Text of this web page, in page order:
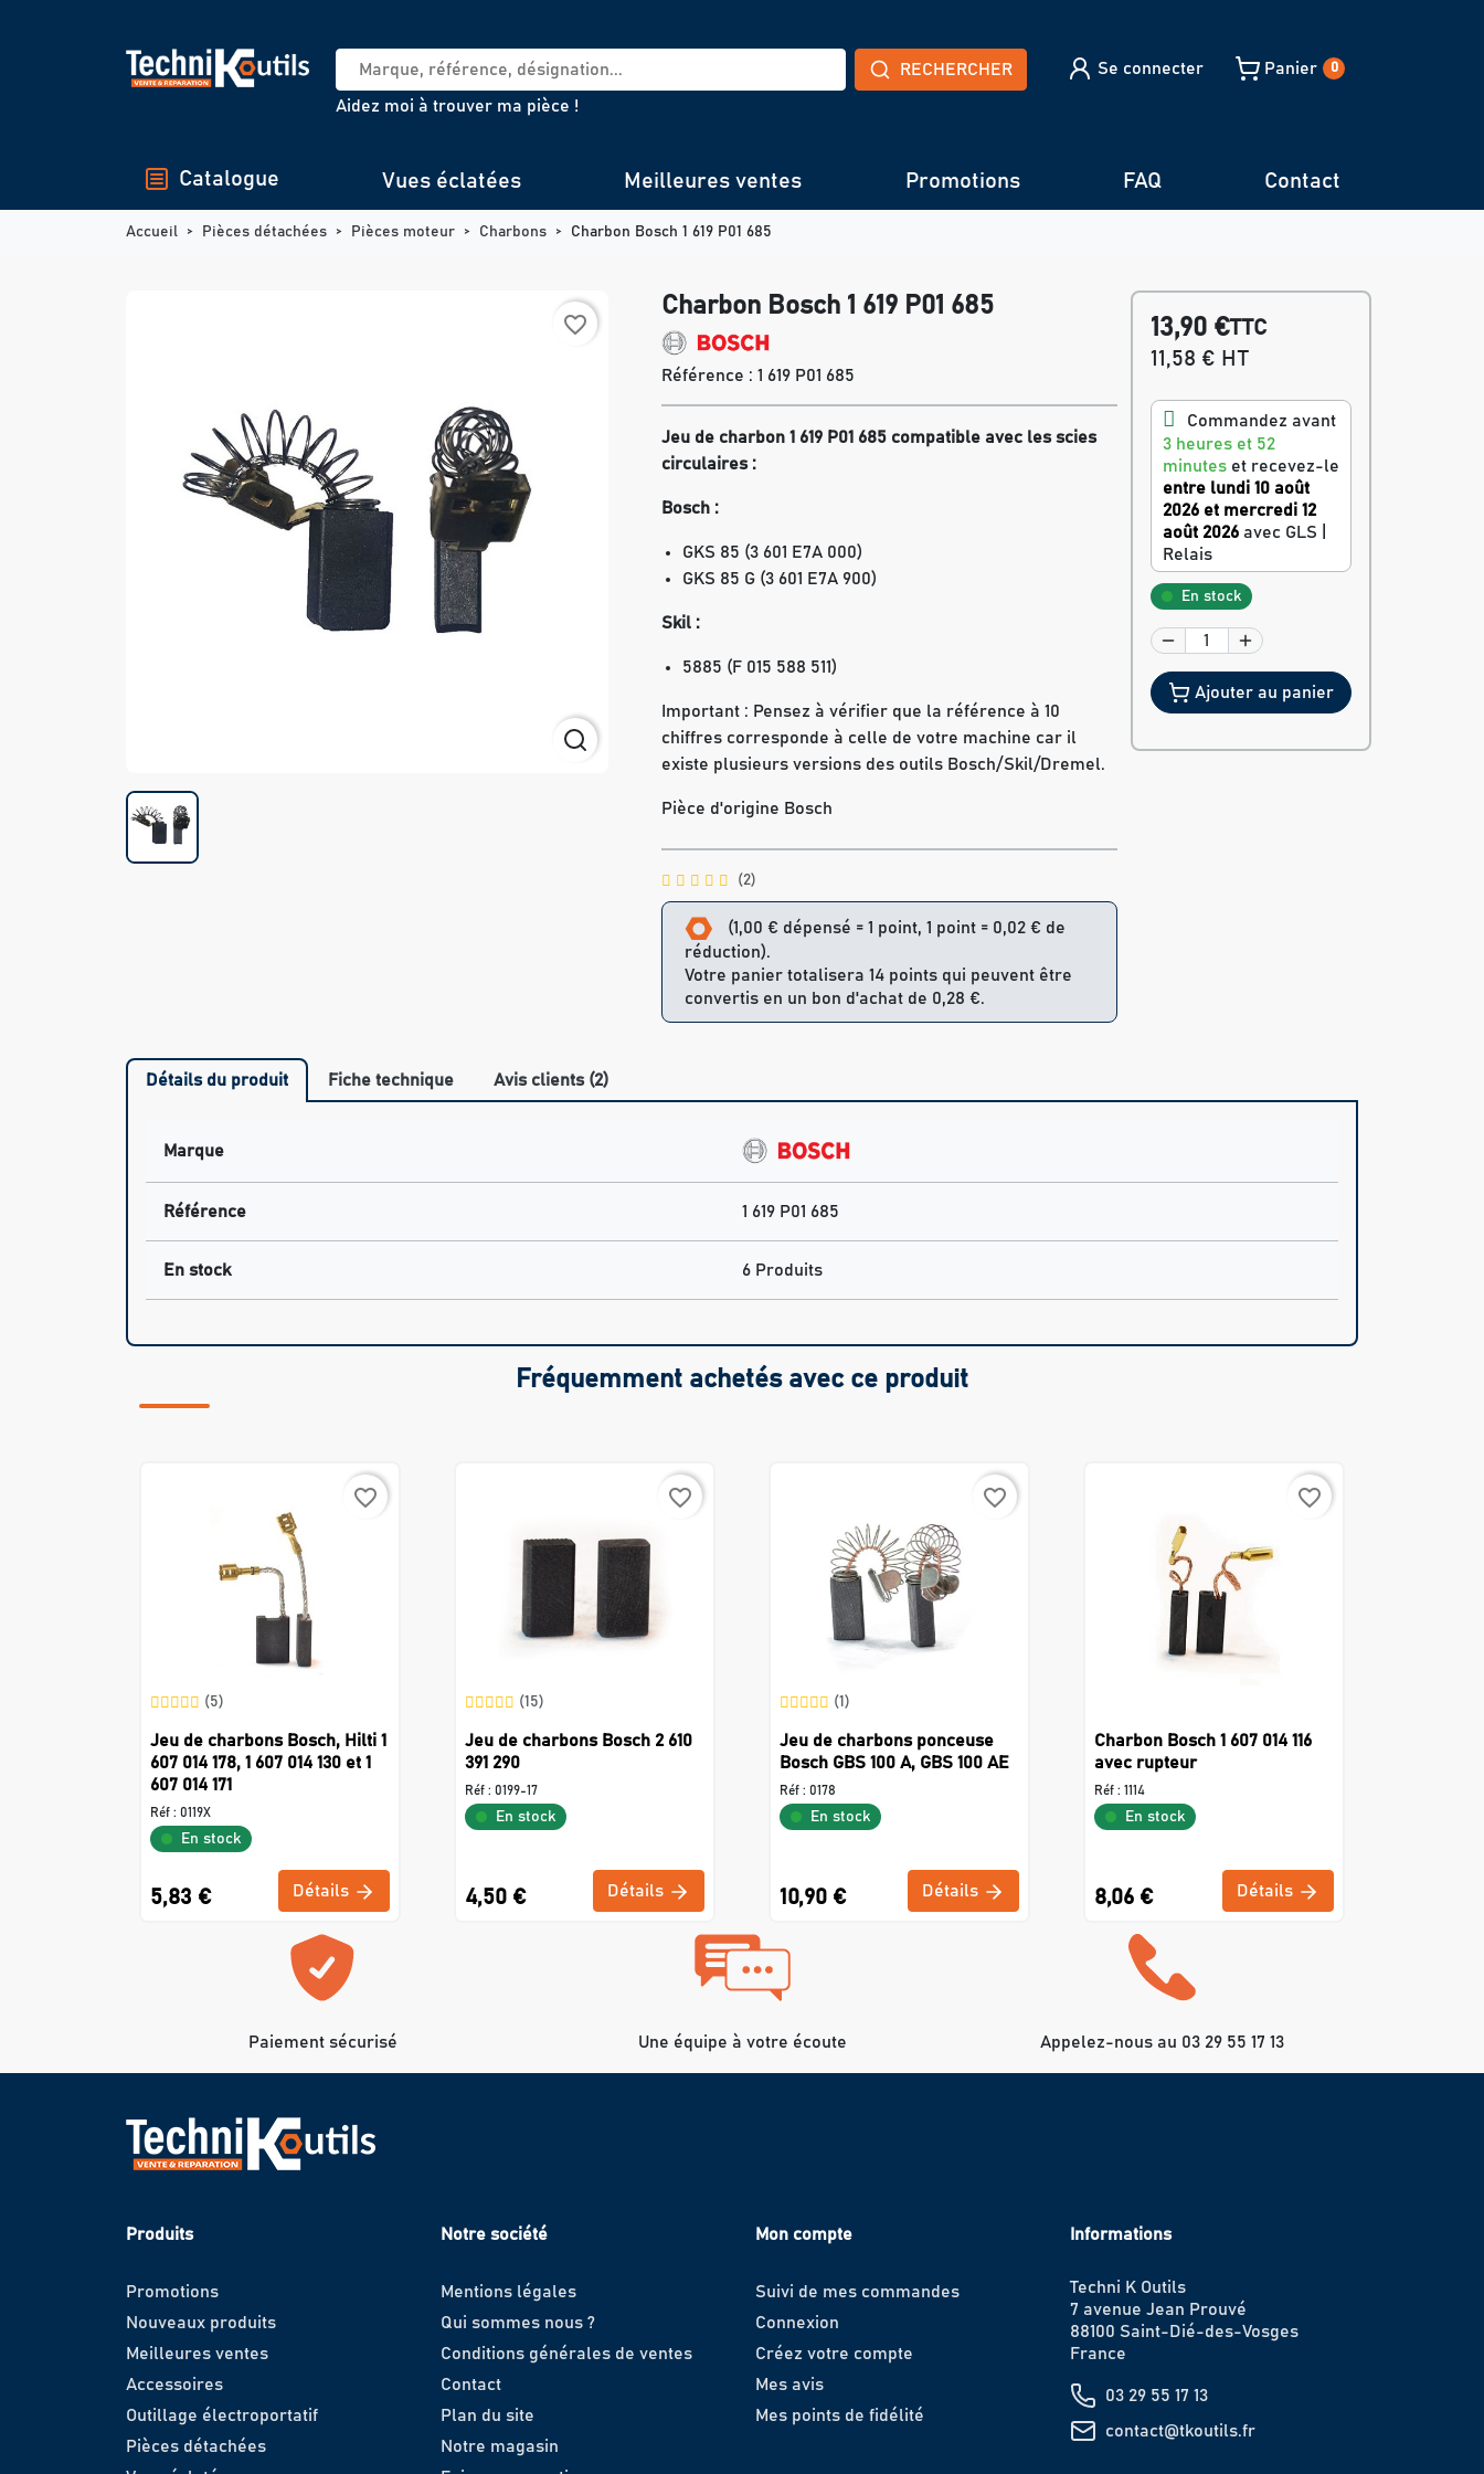
RECHERCHER
Aidez moi à trouver ma pièce !
Se connecter Panier 0
Catalogue Vues éclatées Meilleures ventes Promotions FAQ Contact
Accueil Pièces détachées Pièces moteur Charbons Charbon Bosch 1 619 P01 685
favorite_border
Charbon Bosch 1 619 P01 685
Référence : 1 619 P01 685
Jeu de charbon 1 619 P01 685 compatible avec les scies
circulaires :
Bosch :
GKS 85 (3 601 E7A 000)
GKS 85 G (3 601 E7A 900)
Skil :
5885 (F 015 588 511)
Important : Pensez à vérifier que la référence à 10
chiffres corresponde à celle de votre machine car il
existe plusieurs versions des outils Bosch/Skil/Dremel.
Pièce d'origine Bosch
(2)
(1,00 € dépensé = 1 point, 1 point = 0,02 € de
réduction).
Votre panier totalisera 14 points qui peuvent être
convertis en un bon d'achat de 0,28 €.
13,90 €TTC
11,58 € HT
Commandez avant
3 heures et 52
minuteset recevez-le
entre lundi 10 août
2026 et mercredi 12
août 2026 avec GLS |
Relais
En stock
Ajouter au panier
Détails du produit Fiche technique Avis clients (2)
Marque
Référence 1 619 P01 685
En stock 6 Produits
Fréquemment achetés avec ce produit
favorite_border
(5)
Jeu de charbons Bosch, Hilti 1
607 014 178, 1 607 014 130 et 1
607 014 171
Réf : 0119X
En stock
5,83 € Détails
favorite_border
(15)
Jeu de charbons Bosch 2 610
391 290
Réf : 0199-17
En stock
4,50 € Détails
favorite_border
(1)
Jeu de charbons ponceuse
Bosch GBS 100 A, GBS 100 AE
Réf : 0178
En stock
10,90 € Détails
favorite_border
Charbon Bosch 1 607 014 116
avec rupteur
Réf : 1114
En stock
8,06 € Détails
Paiement sécurisé Une équipe à votre écoute Appelez-nous au 03 29 55 17 13
Produits
Promotions
Nouveaux produits
Meilleures ventes
Accessoires
Outillage électroportatif
Pièces détachées
Notre société
Mentions légales
Qui sommes nous ?
Conditions générales de ventes
Contact
Plan du site
Notre magasin
Mon compte
Suivi de mes commandes
Connexion
Créez votre compte
Mes avis
Mes points de fidélité
Informations
Techni K Outils
7 avenue Jean Prouvé
88100 Saint-Dié-des-Vosges
France
03 29 55 17 13
contact@tkoutils.fr